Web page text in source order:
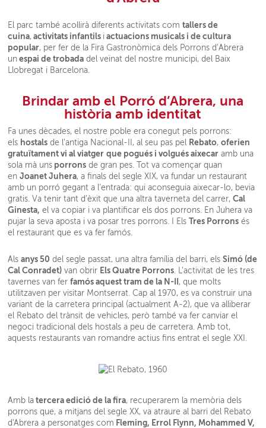
El parc també acollirà diferents activitats comtallers de
cuina, activitats infantils i actuacions musicals i de cultura
popular, per fer de la Fira Gastronòmica dels Porrons d’Abrera
un espai de trobada del veïnat del nostre municipi, del Baix
Llobregat i Barcelona.
Brindar amb el Porró d’Abrera, una
història amb identitat
Fa unes dècades, el nostre poble era conegut pels porrons:
els hostals de l’antiga Nacional-II, al seu pas pel Rebato,oferien
gratuïtament vi al viatger que pogués i volgués aixecar amb una
sola mà uns porrons de gran pes. Tot va començar quan
enJoanet Juhera, a finals del segle XIX, va fundar un restaurant
amb un porró gegant a l’entrada: qui aconseguia aixecar-lo, bevia
gratis. Va tenir tant d’èxit que una altra taverneta del carrer,Cal
Ginesta, el va copiar i va plantificar els dos porrons. En Juhera va
pujar la seva aposta i va posar tres porrons. I ElsTres Porrons és
el restaurant que es va fer famós.
Alsanys 50 del segle passat, una altra família del barri, elsSimó (de
Cal Conradet) van obrir Els Quatre Porrons . L’activitat de les tres
tavernes van ferfamós aquest tram de la N-II , que molts
utilitzaven per visitar Montserrat. Cap al 1970, es va construir una
variant de la carretera principal (actualment A-2), que va alliberar
el Rebato del trànsit de vehicles, però també va fer canviar el
negoci tradicional dels hostals a peu de carretera. Amb tot,
aquests restaurants van romandre actius fins entrat el segle XXI.
Amb la tercera edició de la fira, recuperarem la memòria dels
porrons que, a mitjans del segle XX, va atraure al barri del Rebato
d'Abrera a personatges com Fleming, Errol Flynn, Mohammed V,